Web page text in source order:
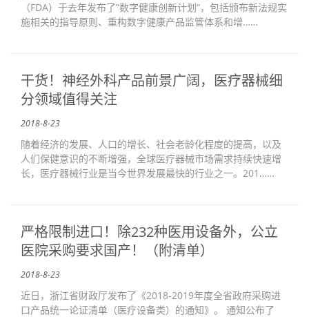
（FDA）于去年发布了“数字健康创新计划”，包括颁布新法规实
施相关的指导原则、重构数字健康产品监管体系和增……
干货！神经外科产品前景广阔，医疗器械细
分领域值得关注
2018-8-23
随着经济的发展、人口的增长、社会老龄化程度的提高，以及
人们保健意识的不断增强，全球医疗器械市场需求持续快速增
长，医疗器械行业是当今世界发展最快的行业之一。201……
严格限制进口！除232种医用设备外，公立
医院采购要求国产！（附清单）
2018-8-23
近日，浙江省财政厅发布了《2018-2019年度全省政府采购进
口产品统一论证清单（医疗设备类）的通知》。 通知公布了